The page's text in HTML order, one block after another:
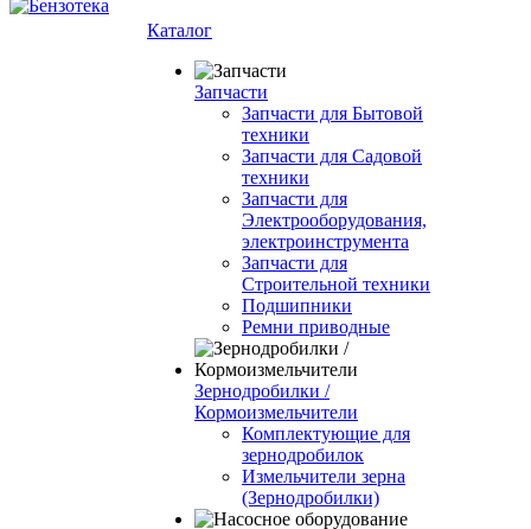
Каталог
Запчасти
Запчасти для Бытовой
техники
Запчасти для Садовой
техники
Запчасти для
Электрооборудования,
электроинструмента
Запчасти для
Строительной техники
Подшипники
Ремни приводные
Зернодробилки /
Кормоизмельчители
Комплектующие для
зернодробилок
Измельчители зерна
(Зернодробилки)